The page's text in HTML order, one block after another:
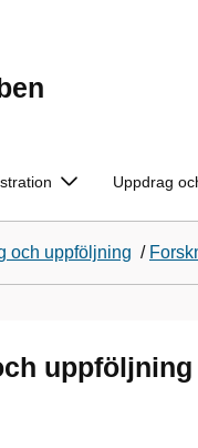
Uppdrag
och uppföljning /
uppföljning